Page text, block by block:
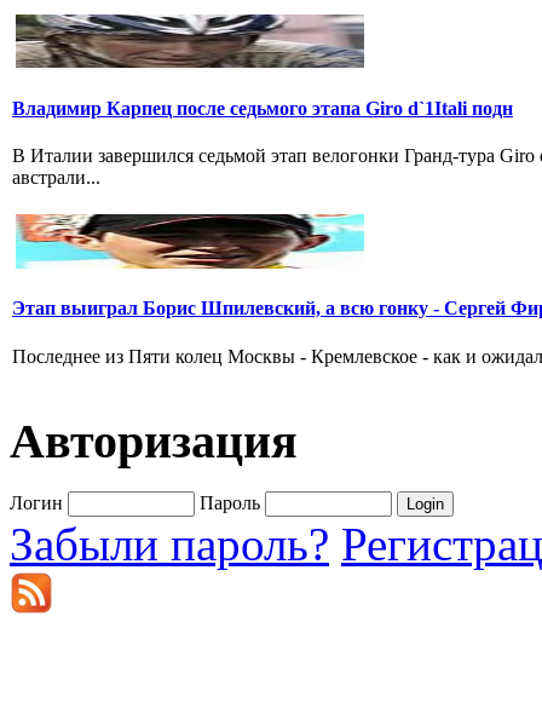
Владимир Карпец после седьмого этапа Giro d`1Itali подн
В Италии завершился седьмой этап велогонки Гранд-тура
австрали...
Этап выиграл Борис Шпилевский, а всю гонку - Сергей
Последнее из Пяти колец Москвы - Кремлевское - как и
Авторизация
Логин Пароль
Забыли пароль?